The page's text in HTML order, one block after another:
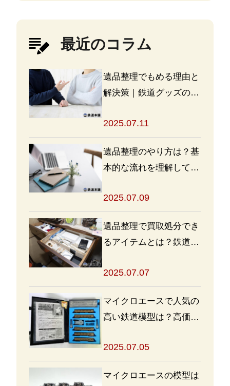
最近のコラム
遺品整理でもめる理由と
解決策｜鉄道グッズの整
2025.07.11
遺品整理のやり方は？基
本的な流れを理解して買
めよう
2025.07.09
遺品整理で買取処分でき
るアイテムとは？鉄道グ
も
2025.07.07
マイクロエースで人気の
高い鉄道模型は？高価買
2025.07.05
マイクロエースの模型は